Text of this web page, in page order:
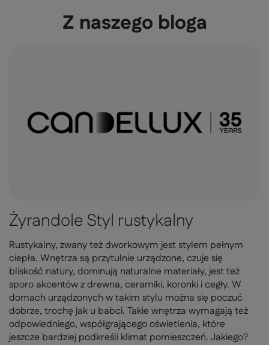
Z naszego bloga
Żyrandole Styl rustykalny
Rustykalny, zwany też dworkowym jest stylem pełnym
ciepła. Wnętrza są przytulnie urządzone, czuje się
bliskość natury, dominują naturalne materiały, jest też
sporo akcentów z drewna, ceramiki, koronki i cegły. W
domach urządzonych w takim stylu można się poczuć
dobrze, trochę jak u babci. Takie wnętrza wymagają też
odpowiedniego, współgrającego oświetlenia, które
jeszcze bardziej podkreśli klimat pomieszczeń. Jakiego?